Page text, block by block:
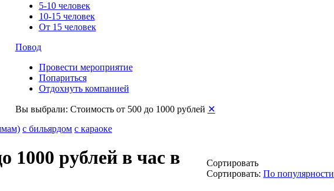
5-10 человек
10-15 человек
От 15 человек
Повод
Провести мероприятие
Попариться
Отдохнуть компанией
Вы выбрали: Стоимость от 500 до 1000 рублей ✕
с бильярдом с караоке
1000 рублей в час в
Сортировать
Сортировать: По популярности